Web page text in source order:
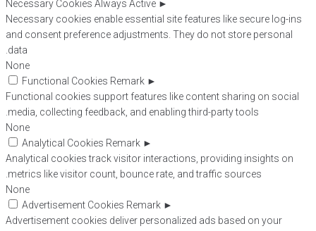
►
Necessary Cookies Always Active
Necessary cookies enable essential site features like secure log-ins
and consent preference adjustments. They do not store personal
data.
None
►
Functional Cookies Remark
Functional cookies support features like content sharing on social
media, collecting feedback, and enabling third-party tools.
None
►
Analytical Cookies Remark
Analytical cookies track visitor interactions, providing insights on
metrics like visitor count, bounce rate, and traffic sources.
None
►
Advertisement Cookies Remark
Advertisement cookies deliver personalized ads based on your